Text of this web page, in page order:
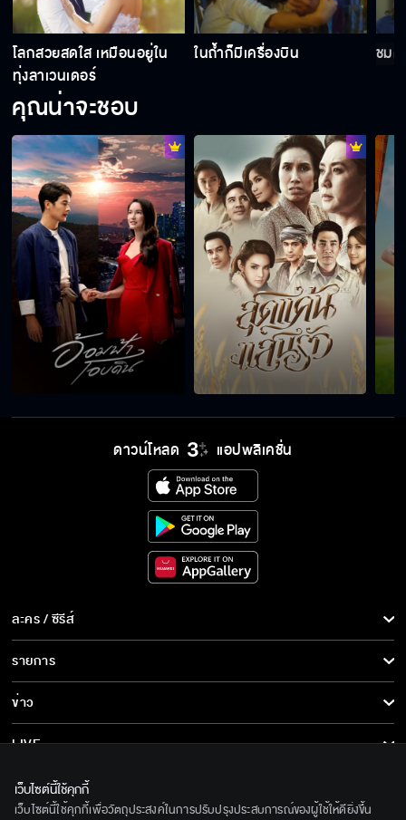
นายอย่าเป็นอะไรนะ!!!
เขาคือแสงสว่างที่ฉันตามหา!!!
เจ้าหญิงไม่ใช่คนใช้ของคุณนายแม่มดหรอกครับ
แต่เป็นเจ้าหญิงของทิวา!!! ทิวาซ่อนดาว เร็วๆ นี้
โลกสวยสดใส เหมือนอยู่ใน
ทุ่งลาเวนเดอร์
ในถ้ำก็มีเครื่องบิน ชม
คุณน่าจะชอบ
ดาวน์โหลด แอปพลิเคชั่น
ละคร / ซีรีส์
ละคร/ซีรีส์
ซีรีส์นานาชาติ
การ์ตูน & เกม
รายการ
รายการทั้งหมด
ข่าว
ข่าวทั้งหมด
ข่าวประชาสัมพันธ์
LIVE
เกี่ยวกับเรา
BEC World
เว็บไซต์นี้ใช้คุกกี้
เว็บไซต์นี้ใช้คุกกี้เพื่อวัตถุประสงค์ในการปรับปรุงประสบการณ์ของผู้ใช้ให้ดียิ่งขึ้น